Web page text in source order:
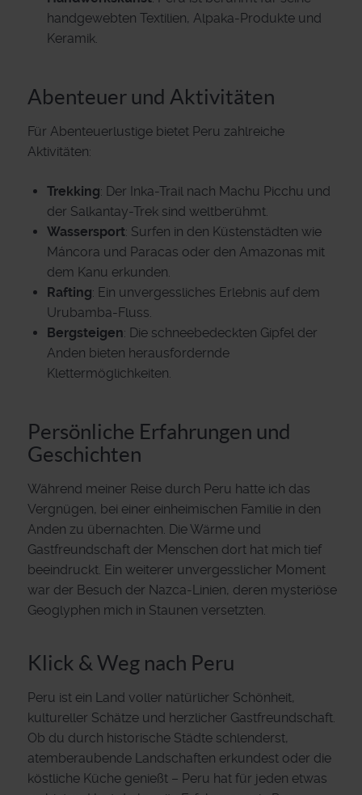
handgewebten Textilien, Alpaka-Produkte und
Keramik.
Abenteuer und Aktivitäten
Für Abenteuerlustige bietet Peru zahlreiche
Aktivitäten:
Trekking: Der Inka-Trail nach Machu Picchu und
der Salkantay-Trek sind weltberühmt.
Wassersport: Surfen in den Küstenstädten wie
Máncora und Paracas oder den Amazonas mit
dem Kanu erkunden.
Rafting: Ein unvergessliches Erlebnis auf dem
Urubamba-Fluss.
Bergsteigen: Die schneebedeckten Gipfel der
Anden bieten herausfordernde
Klettermöglichkeiten.
Persönliche Erfahrungen und
Geschichten
Während meiner Reise durch Peru hatte ich das
Vergnügen, bei einer einheimischen Familie in den
Anden zu übernachten. Die Wärme und
Gastfreundschaft der Menschen dort hat mich tief
beeindruckt. Ein weiterer unvergesslicher Moment
war der Besuch der Nazca-Linien, deren mysteriöse
Geoglyphen mich in Staunen versetzten.
Klick & Weg nach Peru
Peru ist ein Land voller natürlicher Schönheit,
kultureller Schätze und herzlicher Gastfreundschaft.
Ob du durch historische Städte schlenderst,
atemberaubende Landschaften erkundest oder die
köstliche Küche genießt – Peru hat für jeden etwas